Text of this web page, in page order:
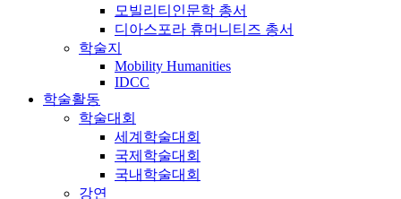
모빌리티인문학 총서
디아스포라 휴머니티즈 총서
학술지
Mobility Humanities
IDCC
학술활동
학술대회
세계학술대회
국제학술대회
국내학술대회
강연